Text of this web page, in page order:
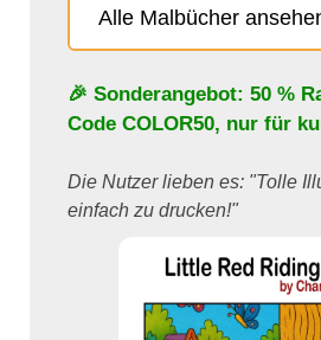
Alle Malbücher
🎉 Sonderangebot: 50 %
Code COLOR50, nur für
Die Nutzer lieben es: "Tolle
einfach zu drucken!"